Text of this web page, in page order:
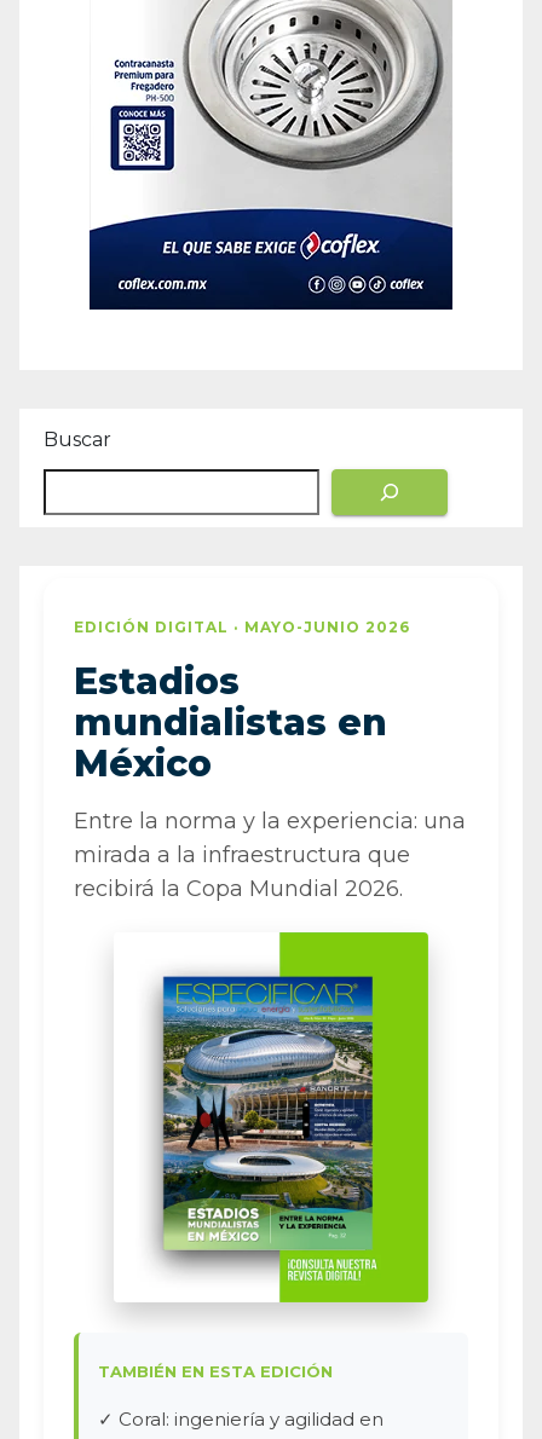
Buscar
EDICIÓN DIGITAL · MAYO-JUNIO 2026
Estadios
mundialistas en
México
Entre la norma y la experiencia: una
mirada a la infraestructura que
recibirá la Copa Mundial 2026.
TAMBIÉN EN ESTA EDICIÓN
✓ Coral: ingeniería y agilidad en